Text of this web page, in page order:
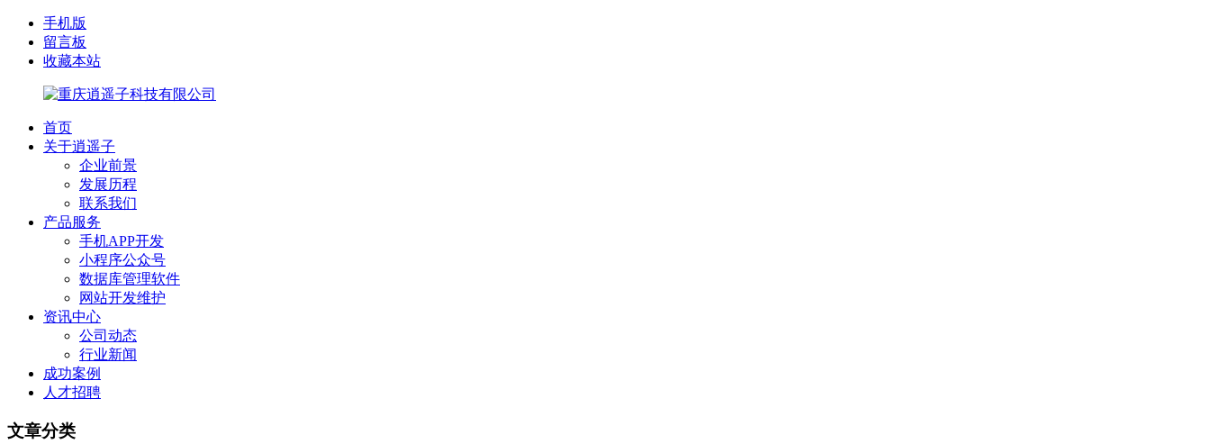
手机版
留言板
收藏本站
首页
关于逍遥子
企业前景
发展历程
联系我们
产品服务
手机APP开发
小程序公众号
数据库管理软件
网站开发维护
资讯中心
公司动态
行业新闻
成功案例
人才招聘
文章分类